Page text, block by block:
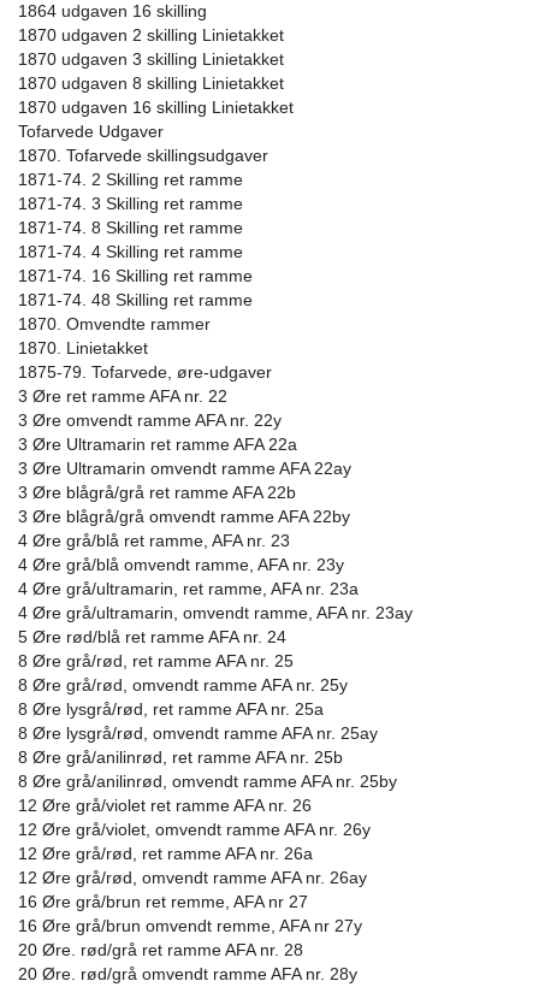
1864 udgaven 16 skilling
1870 udgaven 2 skilling Linietakket
1870 udgaven 3 skilling Linietakket
1870 udgaven 8 skilling Linietakket
1870 udgaven 16 skilling Linietakket
Tofarvede Udgaver
1870. Tofarvede skillingsudgaver
1871-74. 2 Skilling ret ramme
1871-74. 3 Skilling ret ramme
1871-74. 8 Skilling ret ramme
1871-74. 4 Skilling ret ramme
1871-74. 16 Skilling ret ramme
1871-74. 48 Skilling ret ramme
1870. Omvendte rammer
1870. Linietakket
1875-79. Tofarvede, øre-udgaver
3 Øre ret ramme AFA nr. 22
3 Øre omvendt ramme AFA nr. 22y
3 Øre Ultramarin ret ramme AFA 22a
3 Øre Ultramarin omvendt ramme AFA 22ay
3 Øre blågrå/grå ret ramme AFA 22b
3 Øre blågrå/grå omvendt ramme AFA 22by
4 Øre grå/blå ret ramme, AFA nr. 23
4 Øre grå/blå omvendt ramme, AFA nr. 23y
4 Øre grå/ultramarin, ret ramme, AFA nr. 23a
4 Øre grå/ultramarin, omvendt ramme, AFA nr. 23ay
5 Øre rød/blå ret ramme AFA nr. 24
8 Øre grå/rød, ret ramme AFA nr. 25
8 Øre grå/rød, omvendt ramme AFA nr. 25y
8 Øre lysgrå/rød, ret ramme AFA nr. 25a
8 Øre lysgrå/rød, omvendt ramme AFA nr. 25ay
8 Øre grå/anilinrød, ret ramme AFA nr. 25b
8 Øre grå/anilinrød, omvendt ramme AFA nr. 25by
12 Øre grå/violet ret ramme AFA nr. 26
12 Øre grå/violet, omvendt ramme AFA nr. 26y
12 Øre grå/rød, ret ramme AFA nr. 26a
12 Øre grå/rød, omvendt ramme AFA nr. 26ay
16 Øre grå/brun ret remme, AFA nr 27
16 Øre grå/brun omvendt remme, AFA nr 27y
20 Øre. rød/grå ret ramme AFA nr. 28
20 Øre. rød/grå omvendt ramme AFA nr. 28y